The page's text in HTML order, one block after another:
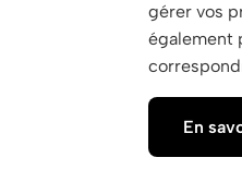
gérer vos
également
En